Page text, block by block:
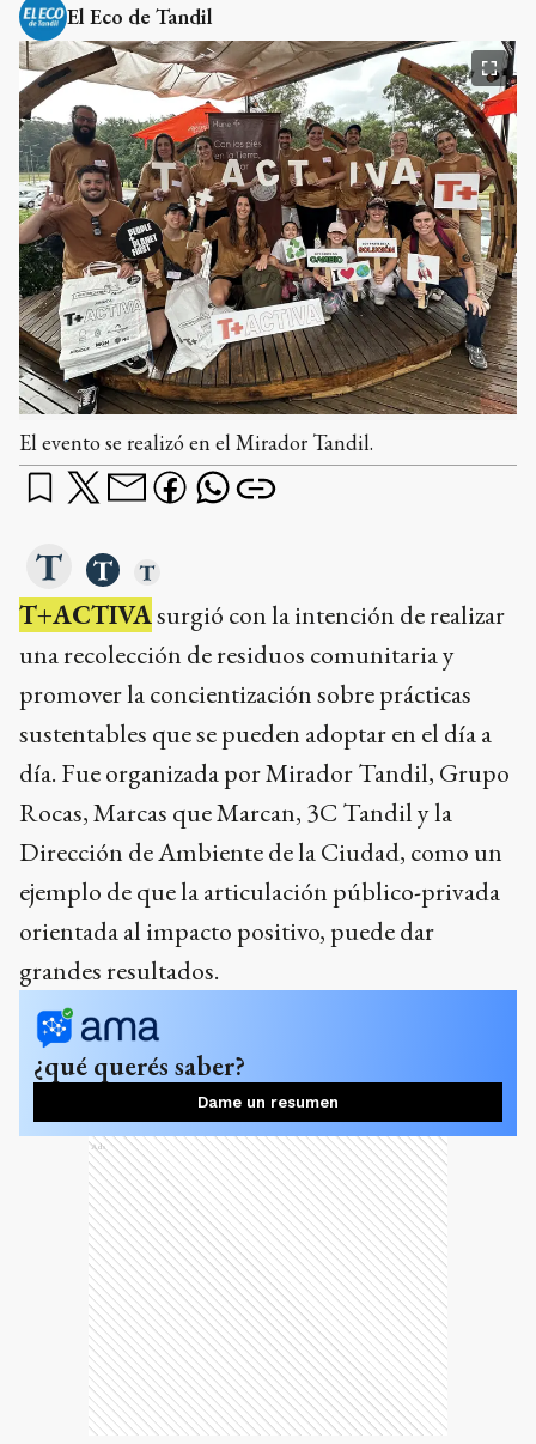
El Eco de Tandil
El evento se realizó en el Mirador Tandil.
T+ACTIVAsurgió con la intención de realizar
una recolección de residuos comunitaria y
promover la concientización sobre prácticas
sustentables que se pueden adoptar en el día a
día. Fue organizada por Mirador Tandil, Grupo
Rocas, Marcas que Marcan, 3C Tandil y la
Dirección de Ambiente de la Ciudad, como un
ejemplo de que la articulación público-privada
orientada al impacto positivo, puede dar
grandes resultados.
¿qué querés saber?
Dame un resumen
Ads